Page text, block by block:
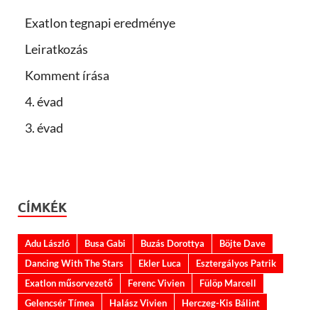
Exatlon tegnapi eredménye
Leiratkozás
Komment írása
4. évad
3. évad
CÍMKÉK
Adu László Busa Gabi Buzás Dorottya
Böjte Dave
Dancing With The Stars
Ekler Luca
Esztergályos Patrik
Exatlon műsorvezető
Ferenc Vivien
Fülöp Marcell
Gelencsér Tímea
Halász Vivien
Herczeg-Kis Bálint